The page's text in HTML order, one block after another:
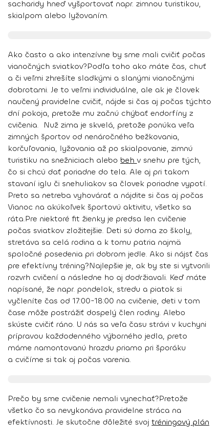
sacharidy hneď vyšportovať napr. zimnou turistikou,
skialpom alebo lyžovaním.
Ako často a ako intenzívne by sme mali cvičiť počas
vianočných sviatkov?Podľa toho ako máte čas, chuť
a či veľmi zhrešíte sladkými a slanými vianočnými
dobrotami. Je to veľmi individuálne, ale ak je človek
naučený pravidelne cvičiť, nájde si čas aj počas týchto
dní pokoja, pretože mu začnú chýbať endorfíny z
cvičenia. Nuž zima je skvelá, pretože ponúka veľa
zimných športov od nenáročného bežkovania,
korčuľovania, lyžovania až po skialpovanie, zimnú
turistiku na snežniciach alebo beh v snehu pre tých,
čo si chcú dať poriadne do tela. Ale aj pri takom
stavaní iglu či snehuliakov sa človek poriadne vypotí.
Preto sa netreba vyhovárať a nájdite si čas aj počas
Vianoc na akúkoľvek športovú aktivitu, všetko sa
ráta.Pre niektoré fit žienky je predsa len cvičenie
počas sviatkov zložitejšie. Deti sú doma zo školy,
stretáva sa celá rodina a k tomu patria najmä
spoločné posedenia pri dobrom jedle. Ako si nájsť čas
pre efektívny tréning?Najlepšie je, ak by ste si vytvorili
rozvrh cvičení a následne ho aj dodržiavali. Keď máte
napísané, že napr. pondelok, stredu a piatok si
vyčleníte čas od 17:00-18:00 na cvičenie, deti v tom
čase môže postrážiť dospelý člen rodiny. Alebo
skúste cvičiť ráno. U nás sa veľa času strávi v kuchyni
prípravou každodenného výborného jedla, preto
máme namontovanú hrazdu priamo pri šporáku
a cvičíme si tak aj počas varenia.
Prečo by sme cvičenie nemali vynechať?Pretože
všetko čo sa nevykonáva pravidelne stráca na
efektívnosti. Je skutočne dôležité svoj tréningový plán